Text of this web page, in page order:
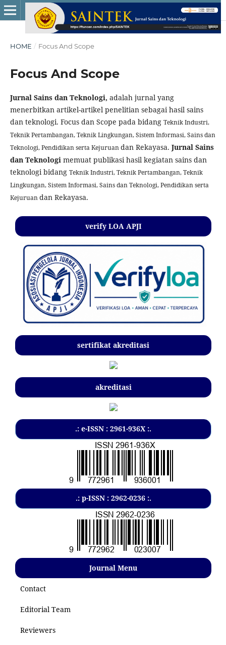
HOME / Focus And Scope
Focus And Scope
Jurnal Sains dan Teknologi, adalah jurnal yang
menerbitkan artikel-artikel penelitian sebagai hasil sains
dan teknologi. Focus dan Scope pada bidang Teknik Industri,
Teknik Pertambangan,Teknik Lingkungan,Sistem Informasi,Sains dan
Teknologi,Pendidikan serta Kejuruandan Rekayasa. Jurnal Sains
dan Teknologi memuat publikasi hasil kegiatan sains dan
teknologi bidang Teknik Industri,Teknik Pertambangan,Teknik
Lingkungan,Sistem Informasi,Sains dan Teknologi,Pendidikan serta
Kejuruandan Rekayasa.
verify LOA APJI
sertifikat akreditasi
akreditasi
.: e-ISSN : 2961-936X :.
.: p-ISSN : 2962-0236 :.
Journal Menu
Contact
Editorial Team
Reviewers